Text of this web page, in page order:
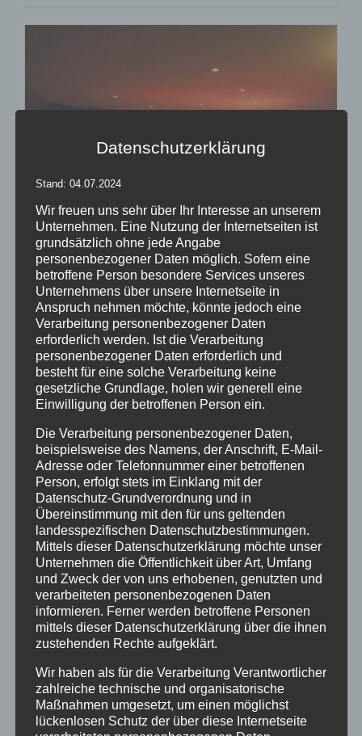
Inflatables easy GLOBE
Bewertet
mit5.00von
5
Details
zur Wunschliste
Datenschutzerklärung
Stand: 04.07.2024
Wir freuen uns sehr über Ihr Interesse an unserem
Unternehmen. Eine Nutzung der Internetseiten ist
grundsätzlich ohne jede Angabe
personenbezogener Daten möglich. Sofern eine
betroffene Person besondere Services unseres
Unternehmens über unsere Internetseite in
Anspruch nehmen möchte, könnte jedoch eine
Verarbeitung personenbezogener Daten
erforderlich werden. Ist die Verarbeitung
personenbezogener Daten erforderlich und
besteht für eine solche Verarbeitung keine
gesetzliche Grundlage, holen wir generell eine
Einwilligung der betroffenen Person ein.
Die Verarbeitung personenbezogener Daten,
beispielsweise des Namens, der Anschrift, E-Mail-
Adresse oder Telefonnummer einer betroffenen
Person, erfolgt stets im Einklang mit der
Datenschutz-Grundverordnung und in
Übereinstimmung mit den für uns geltenden
landesspezifischen Datenschutzbestimmungen.
Mittels dieser Datenschutzerklärung möchte unser
Unternehmen die Öffentlichkeit über Art, Umfang
und Zweck der von uns erhobenen, genutzten und
verarbeiteten personenbezogenen Daten
informieren. Ferner werden betroffene Personen
mittels dieser Datenschutzerklärung über die ihnen
zustehenden Rechte aufgeklärt.
Wir haben als für die Verarbeitung Verantwortlicher
zahlreiche technische und organisatorische
Maßnahmen umgesetzt, um einen möglichst
lückenlosen Schutz der über diese Internetseite